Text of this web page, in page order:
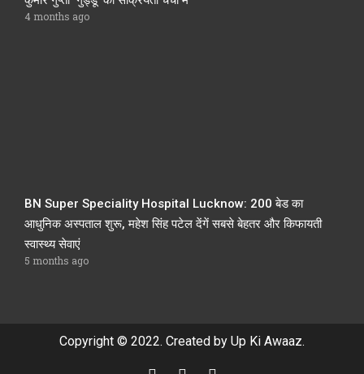
4 months ago
BN Super Speciality Hospital Lucknow: 200 बेड का
आधुनिक अस्पताल शुरू, महेश सिंह पटेल देंगें सबसे बेहतर और किफायती
स्वास्थ्य सेवाएं
5 months ago
Copyright © 2022. Created by Up Ki Awaaz.